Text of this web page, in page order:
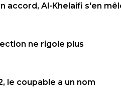
accord, Al-Khelaifi s'en
ne rigole plus
le coupable a un nom